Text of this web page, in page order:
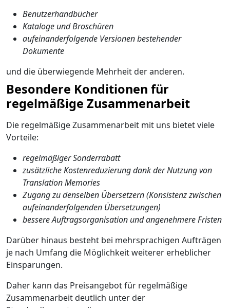
Benutzerhandbücher
Kataloge und Broschüren
aufeinanderfolgende Versionen bestehender
Dokumente
und die überwiegende Mehrheit der anderen.
Besondere Konditionen für
regelmäßige Zusammenarbeit
Die regelmäßige Zusammenarbeit mit uns bietet viele
Vorteile:
regelmäßiger Sonderrabatt
zusätzliche Kostenreduzierung dank der Nutzung von
Translation Memories
Zugang zu denselben Übersetzern (Konsistenz zwischen
aufeinanderfolgenden Übersetzungen)
bessere Auftragsorganisation und angenehmere Fristen
Darüber hinaus besteht bei mehrsprachigen Aufträgen
je nach Umfang die Möglichkeit weiterer erheblicher
Einsparungen.
Daher kann das Preisangebot für regelmäßige
Zusammenarbeit deutlich unter der